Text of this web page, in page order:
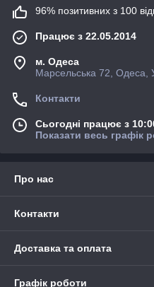
96% позитивних з 100
Працює з 22.05.2014
м. Одеса
Марсельська 72, Одеса,
Контакти
Сьогодні працює з
Показати весь графік
Про нас
Контакти
Доставка та оплата
Графік роботи